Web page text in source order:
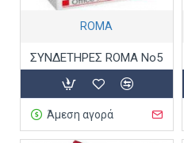
ROMA
ΣΥΝΔΕΤΗΡΕΣ ROMA Νο5
Άμεση αγορά